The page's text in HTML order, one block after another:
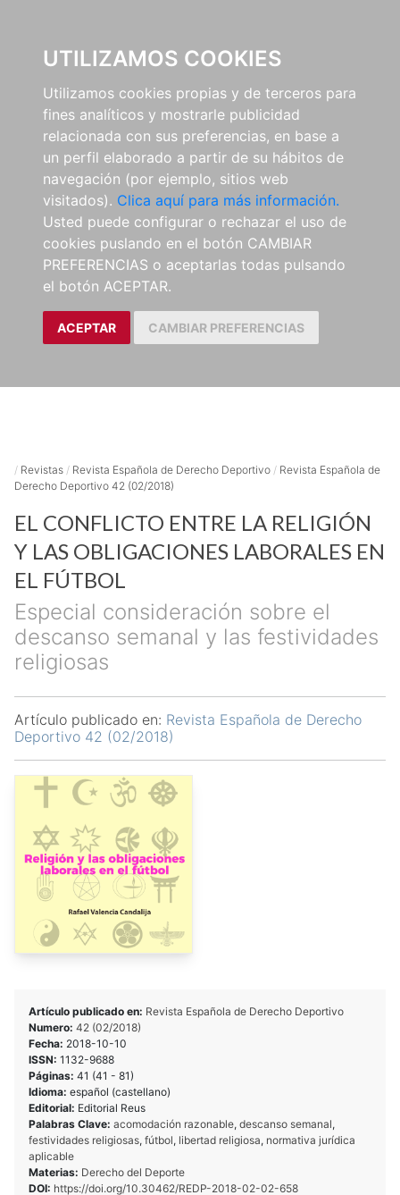
UTILIZAMOS COOKIES
Utilizamos cookies propias y de terceros para
fines analíticos y mostrarle publicidad
relacionada con sus preferencias, en base a
un perfil elaborado a partir de su hábitos de
navegación (por ejemplo, sitios web
visitados). Clica aquí para más información.
Usted puede configurar o rechazar el uso de
cookies puslando en el botón CAMBIAR
PREFERENCIAS o aceptarlas todas pulsando
el botón ACEPTAR.
ACEPTAR CAMBIAR PREFERENCIAS
/ Revistas / Revista Española de Derecho Deportivo / Revista Española de
Derecho Deportivo 42 (02/2018)
EL CONFLICTO ENTRE LA RELIGIÓN
Y LAS OBLIGACIONES LABORALES EN
EL FÚTBOL
Especial consideración sobre el
descanso semanal y las festividades
religiosas
Artículo publicado en: Revista Española de Derecho
Deportivo 42 (02/2018)
Artículo publicado en: Revista Española de Derecho Deportivo
Numero: 42 (02/2018)
Fecha: 2018-10-10
ISSN: 1132-9688
Páginas: 41 (41 - 81)
Idioma: español (castellano)
Editorial: Editorial Reus
Palabras Clave: acomodación razonable, descanso semanal,
festividades religiosas, fútbol, libertad religiosa, normativa jurídica
aplicable
Materias: Derecho del Deporte
DOI: https://doi.org/10.30462/REDP-2018-02-02-658